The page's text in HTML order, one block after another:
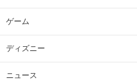
ゲーム
ディズニー
ニュース